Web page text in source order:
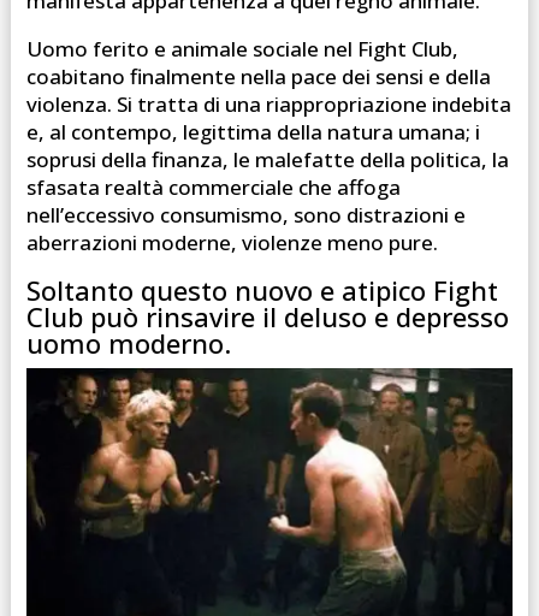
Uomo ferito e animale sociale nel Fight Club,
coabitano finalmente nella pace dei sensi e della
violenza. Si tratta di una riappropriazione indebita
e, al contempo, legittima della natura umana; i
soprusi della finanza, le malefatte della politica, la
sfasata realtà commerciale che affoga
nell’eccessivo consumismo, sono distrazioni e
aberrazioni moderne, violenze meno pure.
Soltanto questo nuovo e atipico Fight
Club può rinsavire il deluso e depresso
uomo moderno.